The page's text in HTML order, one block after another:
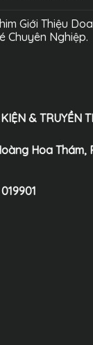
Giới Thiệu
Chuyên Nghiệp.
& TRUYỀN
Hoa Thám,